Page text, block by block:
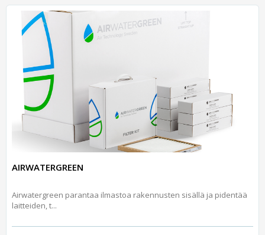
AIRWATERGREEN
Airwatergreen parantaa ilmastoa rakennusten sisällä ja pidentää
laitteiden, t...